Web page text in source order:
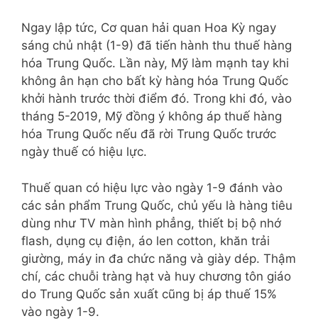
Ngay lập tức, Cơ quan hải quan Hoa Kỳ ngay
sáng chủ nhật (1-9) đã tiến hành thu thuế hàng
hóa Trung Quốc. Lần này, Mỹ làm mạnh tay khi
không ân hạn cho bất kỳ hàng hóa Trung Quốc
khởi hành trước thời điểm đó. Trong khi đó, vào
tháng 5-2019, Mỹ đồng ý không áp thuế hàng
hóa Trung Quốc nếu đã rời Trung Quốc trước
ngày thuế có hiệu lực.
Thuế quan có hiệu lực vào ngày 1-9 đánh vào
các sản phẩm Trung Quốc, chủ yếu là hàng tiêu
dùng như TV màn hình phẳng, thiết bị bộ nhớ
flash, dụng cụ điện, áo len cotton, khăn trải
giường, máy in đa chức năng và giày dép. Thậm
chí, các chuỗi tràng hạt và huy chương tôn giáo
do Trung Quốc sản xuất cũng bị áp thuế 15%
vào ngày 1-9.